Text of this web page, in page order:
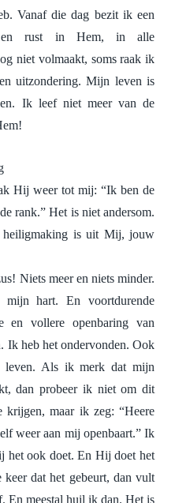
Vanaf die dag bezit ik een
en rust in Hem, in alle
niet volmaakt, soms raak ik
uitzondering. Mijn leven is
Ik leef niet meer van de
Hij weer tot mij: “Ik ben de
rank.” Het is niet andersom.
is uit Mij, jouw
Niets meer en niets minder.
mijn hart. En voortdurende
en vollere openbaring van
Ik heb het ondervonden. Ook
Als ik merk dat mijn
dan probeer ik niet om dit
krijgen, maar ik zeg: “Heere
weer aan mij openbaart.” Ik
het ook doet. En Hij doet het
keer dat het gebeurt, dan vult
En meestal huil ik dan. Het is